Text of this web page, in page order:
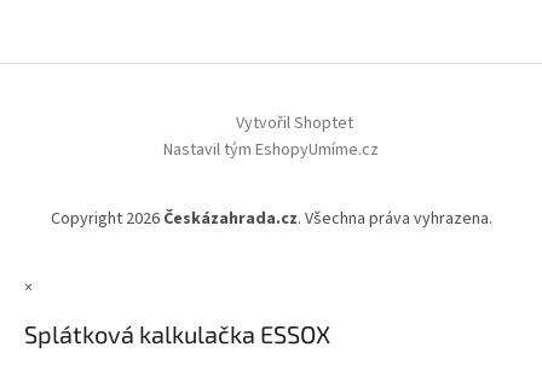
Vytvořil Shoptet
Nastavil tým EshopyUmíme.cz
Copyright 2026 Českázahrada.cz. Všechna práva vyhrazena.
×
Splátková kalkulačka ESSOX